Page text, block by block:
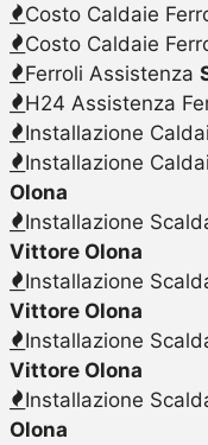
Costo Caldaie
Costo Caldaie
Ferroli Assistenza
H24 Assistenza
Installazione
Installazione
Olona
Installazione
Vittore Olona
Installazione
Vittore Olona
Installazione
Vittore Olona
Installazione
Olona